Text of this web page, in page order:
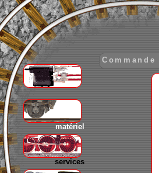
matériel
services
Commande